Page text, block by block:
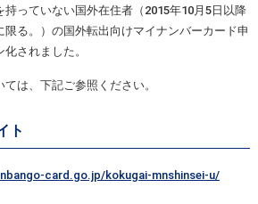
っていない国外在住者（2015年10月5日以降
限る。）の国外転出向けマイナンバーカード申
されました。
は、下記ご参照ください。
ト
card.go.jp/kokugai-mnshinsei-u/